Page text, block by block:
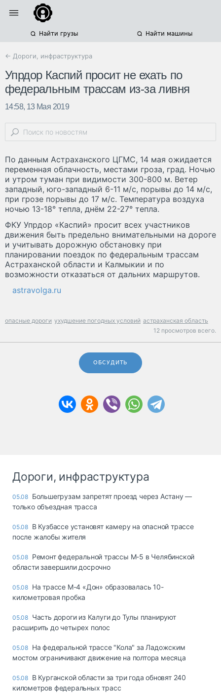
Найти грузы Найти машины
← Дороги, инфраструктура
Упрдор Каспий просит не ехать по
федеральным трассам из-за ливня
14:58, 13 Мая 2019
По данным Астраханского ЦГМС, 14 мая ожидается
переменная облачность, местами гроза, град. Ночью
и утром туман при видимости 300-800 м. Ветер
западный, юго-западный 6-11 м/с, порывы до 14 м/с,
при грозе порывы до 17 м/с. Температура воздуха
ночью 13-18° тепла, днём 22-27° тепла.
ФКУ Упрдор «Каспий» просит всех участников
движения быть предельно внимательными на дороге
и учитывать дорожную обстановку при
планировании поездок по федеральным трассам
Астраханской области и Калмыкии и по
возможности отказаться от дальних маршрутов.
astravolga.ru
опасные дороги ухудшение погодных условий астраханская область
12 просмотров всего.
ОБСУДИТЬ
Дороги, инфраструктура
05.08 Большегрузам запретят проезд через Астану —
только объездная трасса
05.08 В Кузбассе установят камеру на опасной трассе
после жалобы жителя
05.08 Ремонт федеральной трассы М-5 в Челябинской
области завершили досрочно
05.08 На трассе М-4 «Дон» образовалась 10-
километровая пробка
05.08 Часть дороги из Калуги до Тулы планируют
расширить до четырех полос
05.08 На федеральной трассе "Кола" за Ладожским
мостом ограничивают движение на полтора месяца
05.08 В Курганской области за три года обновят 240
километров федеральных трасс